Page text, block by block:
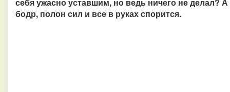
бодр, полон сил и все в руках спорится.